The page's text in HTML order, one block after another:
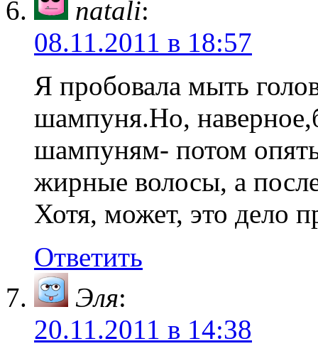
natali:
08.11.2011 в 18:57
Я пробовала мыть
шампуня.Но,
шампуням- потом
жирные волосы, а
Хотя, может, это дело
Ответить
Эля:
20.11.2011 в 14:38